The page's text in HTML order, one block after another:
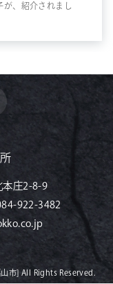
、紹介されまし
庄2-8-9
922-3482
市] All Rights Reserved.